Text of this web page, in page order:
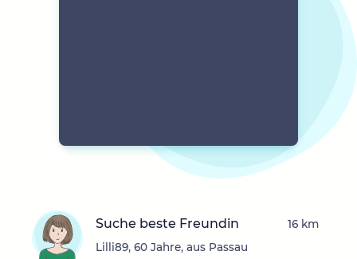
Suche beste Freundin
Lilli89, 60 Jahre, aus Passau
16 km